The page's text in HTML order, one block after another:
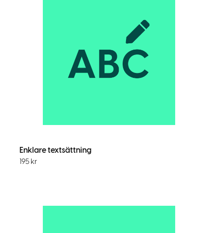
Enklare textsättning
195 kr